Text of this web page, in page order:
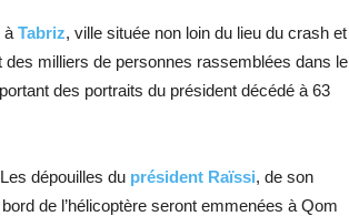
à Tabriz, ville située non loin du lieu du crash et
milliers de personnes rassemblées dans le
des portraits du président décédé à 63
dépouilles du président Raïssi, de son
de l’hélicoptère seront emmenées à Qom